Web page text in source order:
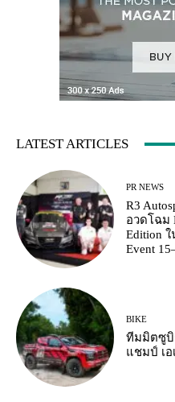
LATEST ARTICLES
PR NEWS
R3
อวดโฉม
Edition ใ
Event
BIKE
ทีมมิตซูบิ
แชมป์ เอ